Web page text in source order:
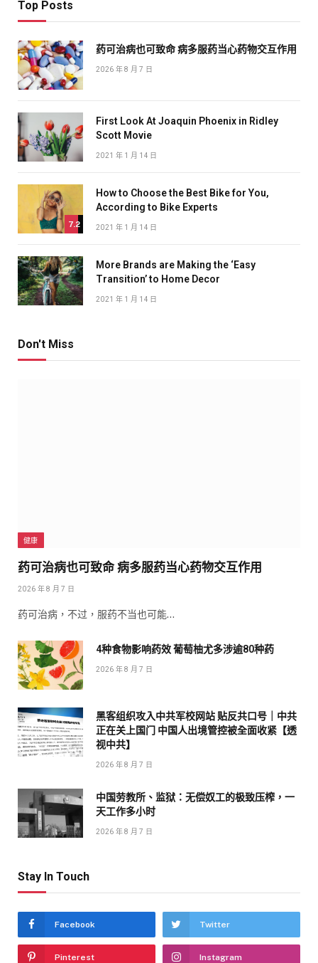
Top Posts
药可治病也可致命 病多服药当心药物交互作用
2026 年 8 月 7 日
First Look At Joaquin Phoenix in Ridley
Scott Movie
2021 年 1 月 14 日
7.2
How to Choose the Best Bike for You,
According to Bike Experts
2021 年 1 月 14 日
More Brands are Making the ‘Easy
Transition’ to Home Decor
2021 年 1 月 14 日
Don't Miss
健康
药可治病也可致命 病多服药当心药物交互作用
2026 年 8 月 7 日
药可治病，不过，服药不当也可能…
4种食物影响药效 葡萄柚尤多涉逾80种药
2026 年 8 月 7 日
黑客组织攻入中共军校网站 贴反共口号｜中共
正在关上国门 中国人出境管控被全面收紧【透
视中共】
2026 年 8 月 7 日
中国劳教所、监狱：无偿奴工的极致压榨，一
天工作多小时
2026 年 8 月 7 日
Stay In Touch
Facebook Twitter
Pinterest Instagram